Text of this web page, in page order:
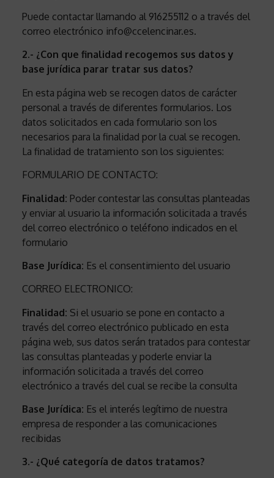
Puede contactar llamando al 916255112 o a través del
correo electrónico info@ccelencinar.es.
2.- ¿Con que finalidad recogemos sus datos y
base jurídica parar tratar sus datos?
En esta página web se recogen datos de carácter
personal a través de diferentes formularios. Los
datos solicitados en cada formulario son los
necesarios para la finalidad por la cual se recogen.
La finalidad de tratamiento son los siguientes:
FORMULARIO DE CONTACTO:
Finalidad: Poder contestar las consultas planteadas
y enviar al usuario la información solicitada a través
del correo electrónico o teléfono indicados en el
formulario
Base Jurídica: Es el consentimiento del usuario
CORREO ELECTRONICO:
Finalidad: Si el usuario se pone en contacto a
través del correo electrónico publicado en esta
página web, sus datos serán tratados para contestar
las consultas planteadas y poderle enviar la
información solicitada a través del correo
electrónico a través del cual se recibe la consulta
Base Jurídica: Es el interés legítimo de nuestra
empresa de responder a las comunicaciones
recibidas
3.- ¿Qué categoría de datos tratamos?